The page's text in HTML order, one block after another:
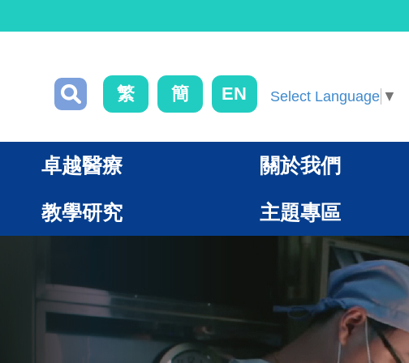
繁 簡 EN Select Language ▼
卓越醫療 關於我們
教學研究 主題專區